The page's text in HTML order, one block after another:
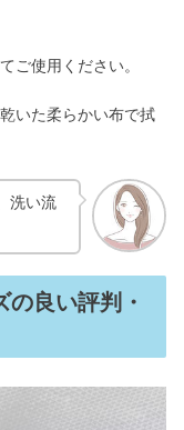
ご使用ください。
いた柔らかい布で拭
洗い流
良い評判・